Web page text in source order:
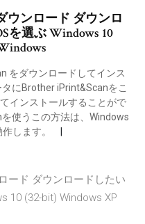
ウンロード ダウンロ
を選ぶ Windows 10
をダウンロードしてインス
にBrother iPrint&Scanをこ
インストールすることがで
使うこの方法は、Windows
します。
ード ダウンロードしたい
10 (32-bit) Windows XP